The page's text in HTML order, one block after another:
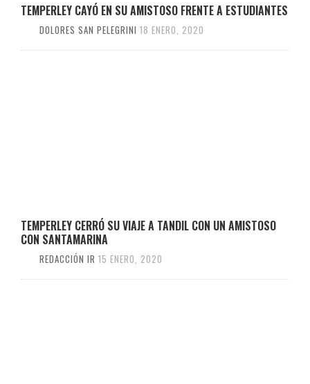
TEMPERLEY CAYÓ EN SU AMISTOSO FRENTE A ESTUDIANTES
DOLORES SAN PELEGRINI 18 ENERO, 2020
TEMPERLEY CERRÓ SU VIAJE A TANDIL CON UN AMISTOSO
CON SANTAMARINA
REDACCIÓN IR 15 ENERO, 2020